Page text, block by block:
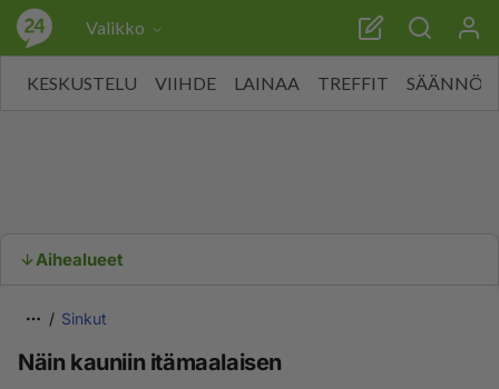
Valikko
KESKUSTELU VIIHDE LAINAA TREFFIT SÄÄNNÖT
Aihealueet
Sinkut
Näin kauniin itämaalaisen